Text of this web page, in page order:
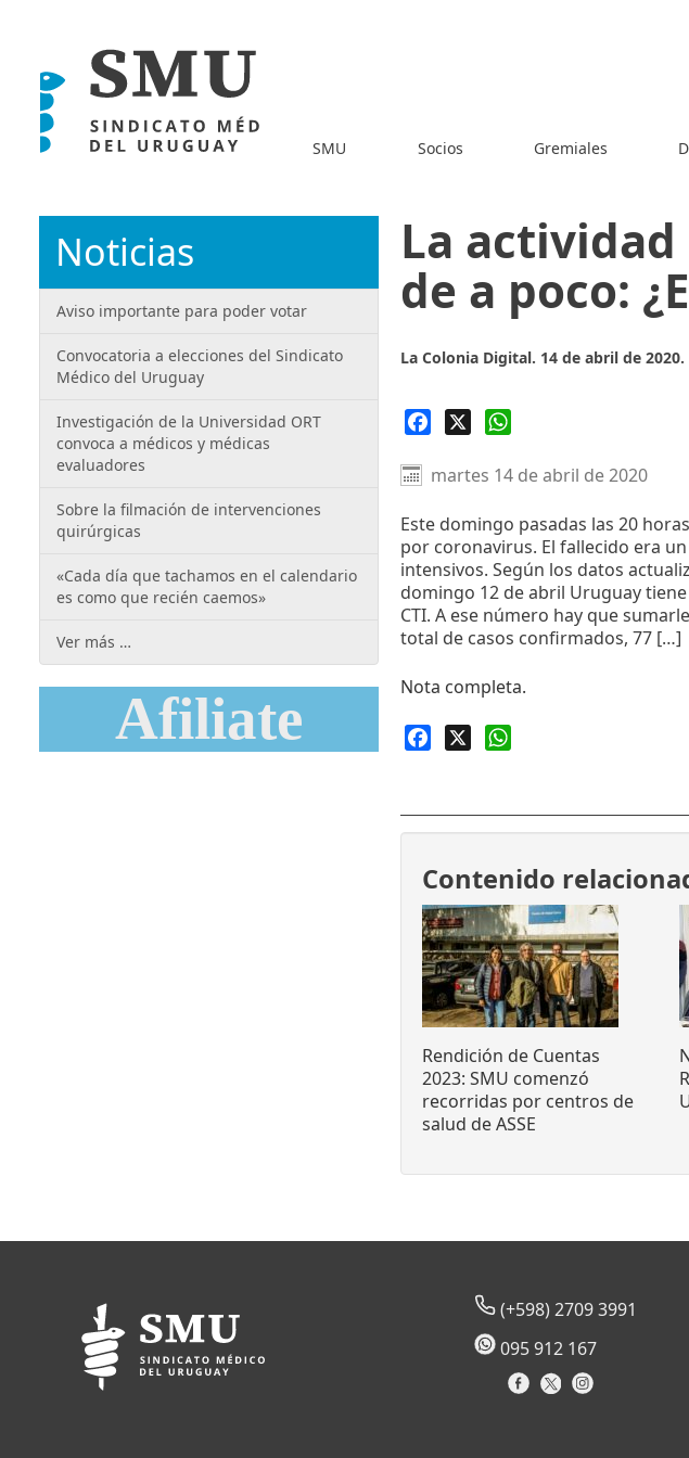
SMU Socios Gremiales
La
de a poco:
La Colonia Digital. 14 de abril de 2020.
Facebook
martes 14 de abril de 2020
Este domingo pasadas las 20
por coronavirus. El fallecido era
intensivos. Según los datos
domingo 12 de abril Uruguay tiene
CTI. A ese número hay que
total de casos confirmados, 77 […]
Nota completa.
Facebook
Contenido
Rendición de Cuentas
2023: SMU comenzó
recorridas por centros de
salud de ASSE
Noticias
Aviso importante para poder votar
Convocatoria a elecciones del Sindicato
Médico del Uruguay
Investigación de la Universidad ORT
convoca a médicos y médicas
evaluadores
Sobre la filmación de intervenciones
quirúrgicas
«Cada día que tachamos en el calendario
es como que recién caemos»
Ver más …
Afiliate
(+598) 2709 3991
095 912 167